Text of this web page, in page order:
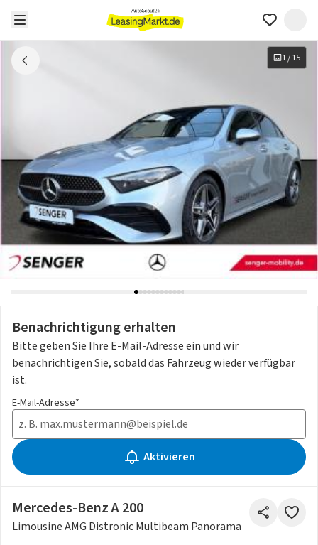
1/15
Benachrichtigung erhalten
Bitte geben Sie Ihre E-Mail-Adresse ein und wir
benachrichtigen Sie, sobald das Fahrzeug wieder verfügbar
ist.
E-Mail-Adresse*
Aktivieren
Mercedes-Benz A 200
Limousine AMG Distronic Multibeam Panorama